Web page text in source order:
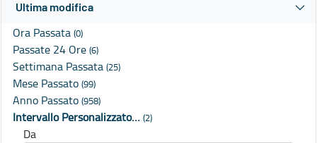
Ultima modifica
Ora Passata (0)
Passate 24 Ore (6)
Settimana Passata (25)
Mese Passato (99)
Anno Passato (958)
Intervallo Personalizzato… (2)
Da